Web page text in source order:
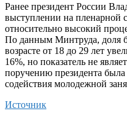
Ранее президент России
выступлении на
относительно высокий
По данным Минтруда, доля
возрасте от 18 до 29 лет
16%, но показатель не
поручению президента была
содействия молодежной
Источник